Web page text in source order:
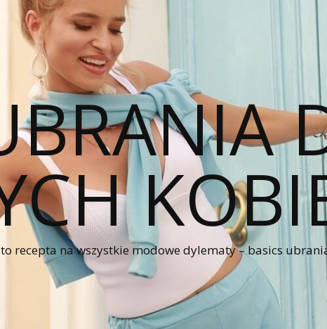
to recepta na wszystkie modowe dylematy – basics